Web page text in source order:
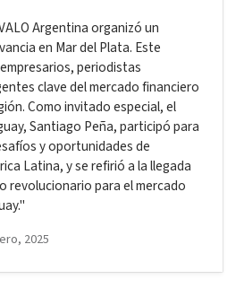
Argentina organizó un
en Mar del Plata. Este
periodistas
clave del mercado financiero
Como invitado especial, el
Santiago Peña, participó para
y oportunidades de
Latina, y se refirió a la llegada
revolucionario para el mercado
2025